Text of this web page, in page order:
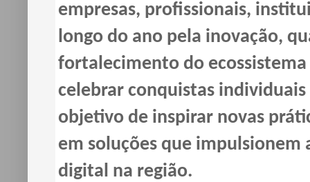
empresas, profissionais,
longo do ano pela inovação,
fortalecimento do
celebrar conquistas
objetivo de inspirar novas
em soluções que
digital na região.